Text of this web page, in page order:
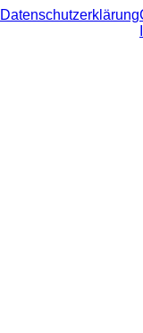
Datenschutzerklärung